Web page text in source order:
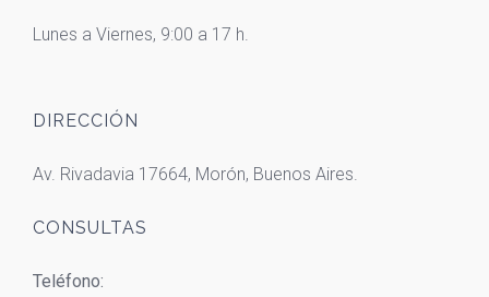
Lunes a Viernes, 9:00 a 17 h.
DIRECCIÓN
Av. Rivadavia 17664, Morón, Buenos Aires.
CONSULTAS
Teléfono: